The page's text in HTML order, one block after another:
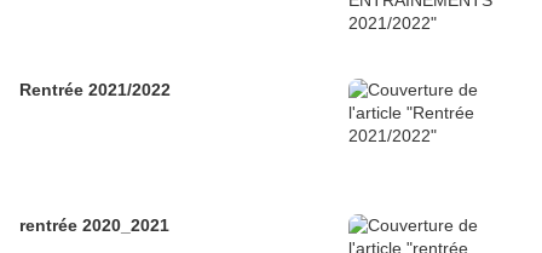
Rentrée 2021/2022
rentrée 2020_2021